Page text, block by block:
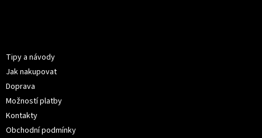
Tipy a návody
Jak nakupovat
Doprava
Možností platby
Kontakty
Obchodní podmínky